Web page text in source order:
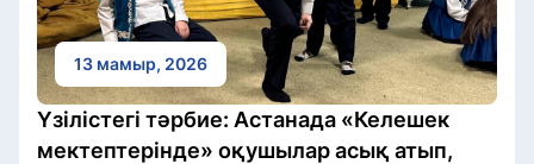
13 мамыр, 2026
Үзілістегі тәрбие: Астанада «Келешек
мектептерінде» оқушылар асық атып,